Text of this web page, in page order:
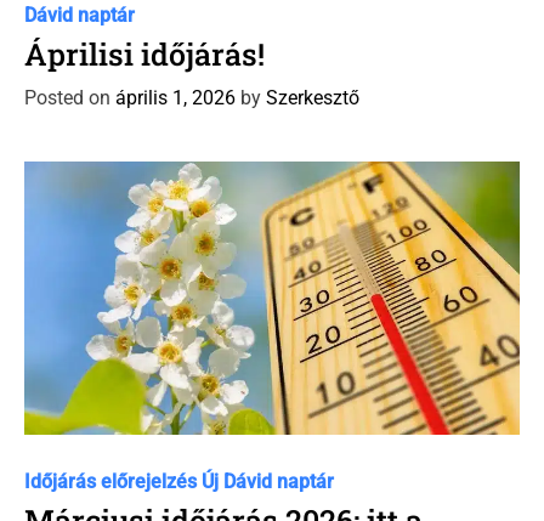
a
e
g
r
Dávid naptár
Áprilisi időjárás!
Posted on április 1, 2026 by Szerkesztő
C
a
Időjárás előrejelzés Új Dávid naptár